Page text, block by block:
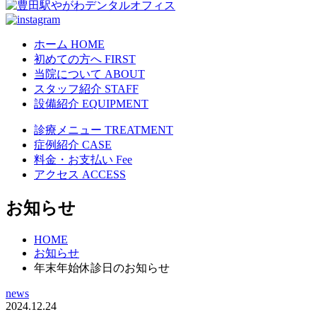
ホーム HOME
初めての方へ FIRST
当院について ABOUT
スタッフ紹介 STAFF
設備紹介 EQUIPMENT
診療メニュー TREATMENT
症例紹介 CASE
料金・お支払い Fee
アクセス ACCESS
お知らせ
HOME
お知らせ
年末年始休診日のお知らせ
news
2024.12.24